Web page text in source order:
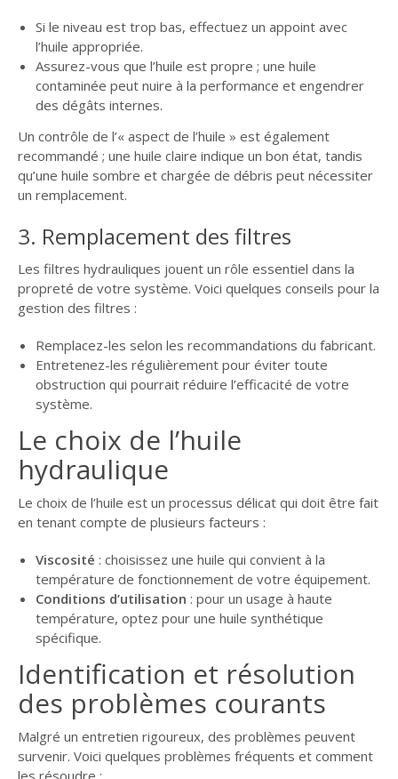
Si le niveau est trop bas, effectuez un appoint avec
l’huile appropriée.
Assurez-vous que l’huile est propre ; une huile
contaminée peut nuire à la performance et engendrer
des dégâts internes.
Un contrôle de l’« aspect de l’huile » est également
recommandé ; une huile claire indique un bon état, tandis
qu’une huile sombre et chargée de débris peut nécessiter
un remplacement.
3. Remplacement des filtres
Les filtres hydrauliques jouent un rôle essentiel dans la
propreté de votre système. Voici quelques conseils pour la
gestion des filtres :
Remplacez-les selon les recommandations du fabricant.
Entretenez-les régulièrement pour éviter toute
obstruction qui pourrait réduire l’efficacité de votre
système.
Le choix de l’huile
hydraulique
Le choix de l’huile est un processus délicat qui doit être fait
en tenant compte de plusieurs facteurs :
Viscosité : choisissez une huile qui convient à la
température de fonctionnement de votre équipement.
Conditions d’utilisation : pour un usage à haute
température, optez pour une huile synthétique
spécifique.
Identification et résolution
des problèmes courants
Malgré un entretien rigoureux, des problèmes peuvent
survenir. Voici quelques problèmes fréquents et comment